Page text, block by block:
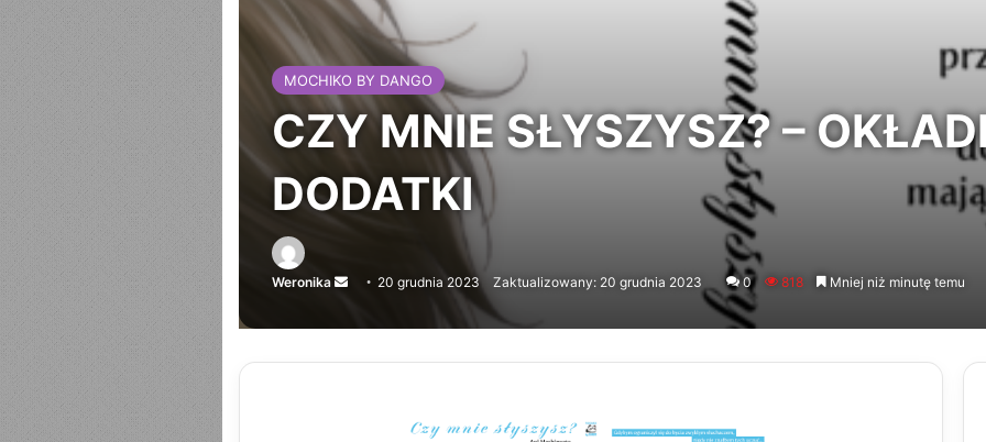
MOCHIKO BY DANGO
CZY MNIE SŁYSZYSZ? –
DODATKI
Weronika
Send20 grudnia 2023 Zaktualizowany: 20 grudnia 2023 0 818 Mniej niż minutę temu